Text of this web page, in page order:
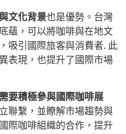
文化背景也是優勢。台灣
蘊，可以將咖啡與在地文
吸引國際旅客與消費者. 此
表現，也提升了國際市場
要積極參與國際咖啡展
聯繫，並瞭解市場趨勢與
際咖啡組織的合作，提升